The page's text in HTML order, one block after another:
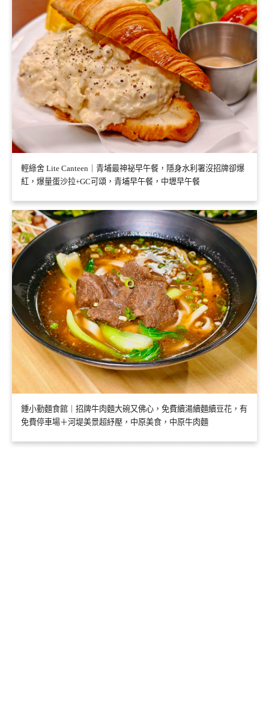
輕綠舍 Lite Canteen｜青埔最神祕早午餐，隱身水利署沒招牌卻爆
紅，爆量蛋沙拉+GC可頌，青埔早午餐，中壢早午餐
鍾小勤麵食館｜招牌牛肉麵大碗又佛心，免費續湯續麵續豆花，有
免費停車場＋河堤美景超紓壓，中原美食，中原牛肉麵